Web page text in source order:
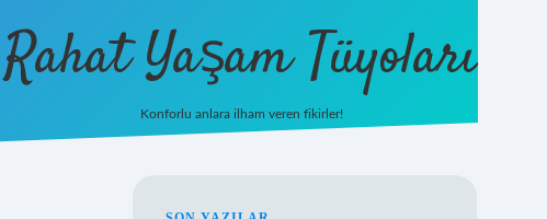
Rahat Yaşam Tüyoları
Konforlu anlara ilham veren fikirler!